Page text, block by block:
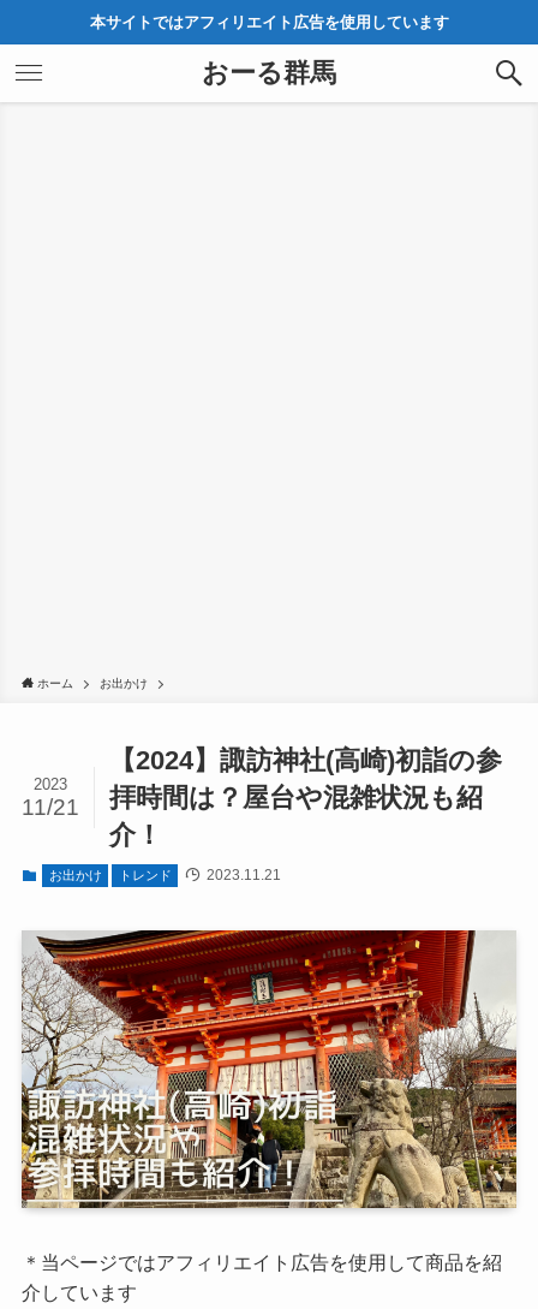
本サイトではアフィリエイト広告を使用しています
おーる群馬
ホーム お出かけ
【2024】諏訪神社(高崎)初詣の参
拝時間は？屋台や混雑状況も紹
介！
2023
11/21
お出かけ トレンド 2023.11.21
＊当ページではアフィリエイト広告を使用して商品を紹
介しています